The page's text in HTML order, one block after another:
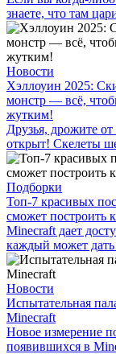
знаете, что там
Новости
Хэллоуин 2025:
монстр — всё,
жутким!
Друзья, дрожите
открыт! Скелеты
Подборки
Топ-7 красивых
сможет построить
Minecraft дает
каждый может
Новости
Испытательная
Minecraft
Новое измерение
появившихся в